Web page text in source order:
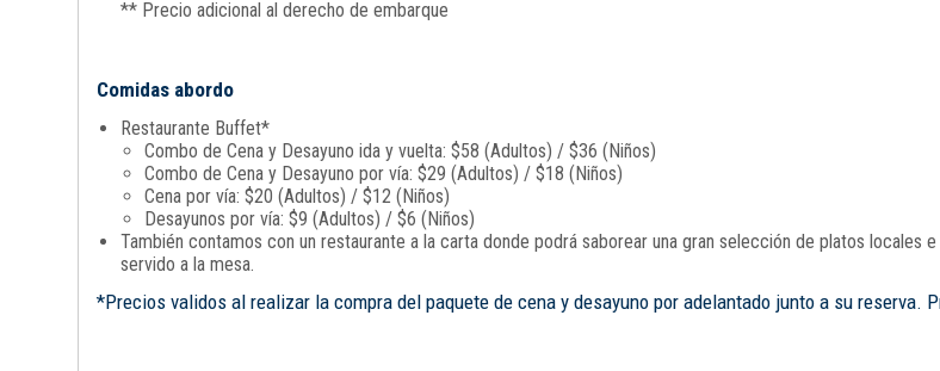
** Precio adicional al derecho de embarque
Comidas abordo
Restaurante Buffet*
Combo de Cena y Desayuno ida y vuelta: $58 (Adultos) / $36 (Niños)
Combo de Cena y Desayuno por vía: $29 (Adultos) / $18 (Niños)
Cena por vía: $20 (Adultos) / $12 (Niños)
Desayunos por vía: $9 (Adultos) / $6 (Niños)
También contamos con un restaurante a la carta donde podrá saborear una gran selección de platos locales
servido a la mesa.
*Precios validos al realizar la compra del paquete de cena y desayuno por adelantado junto a su reserva.